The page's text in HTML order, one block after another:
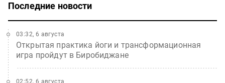
Последние новости
Открытая практика йоги и трансформационная
игра пройдут в Биробиджане
03:32, 6 августа
02:52, 6 августа